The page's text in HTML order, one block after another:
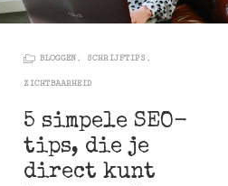
BLOGGEN, SCHRIJFTIPS ,
ZICHTBAARHEID
5 simpele SEO-
tips, die je
direct kunt